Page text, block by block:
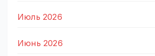
Июль 2026
Июнь 2026